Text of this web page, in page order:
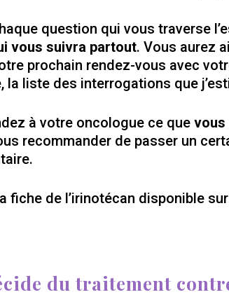
question qui vous traverse
vous suivra partout. Vous aurez
prochain rendez-vous avec
la liste des interrogations que
à votre oncologue ce quevous
recommander de passer un
fiche de l’irinotécan disponible
du traitement